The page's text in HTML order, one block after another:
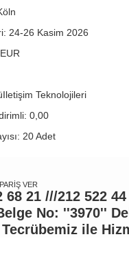
24-26 Kasim 2026
EUR
Iletişim Teknolojileri
0,00
20 Adet
VER
68 21 ///212 522
No: ''3970''
Tecrübemiz ile